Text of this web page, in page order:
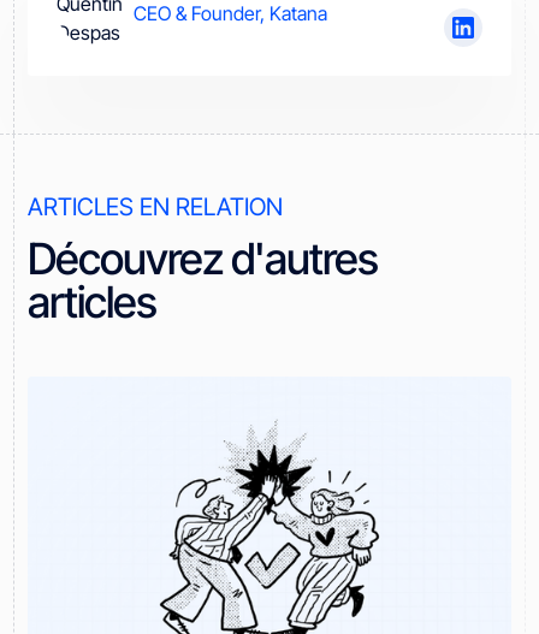
CEO & Founder, Katana
ARTICLES EN RELATION
Découvrez d'autres
articles